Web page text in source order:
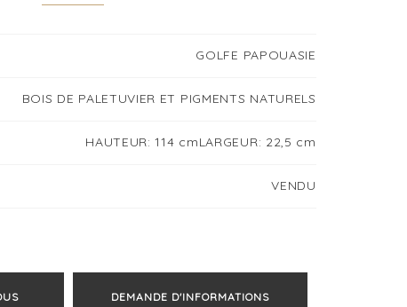
GOLFE PAPOUASIE
BOIS DE PALETUVIER ET PIGMENTS NATURELS
HAUTEUR: 114 cmLARGEUR: 22,5 cm
VENDU
DEMANDE D'INFORMATIONS